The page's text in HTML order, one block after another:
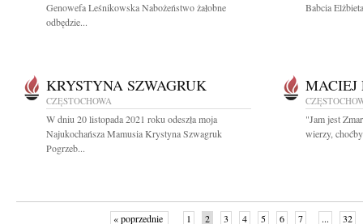
Genowefa Leśnikowska Nabożeństwo żałobne
odbędzie...
Babcia
KRYSTYNA SZWAGRUK
CZĘSTOCHOWA
W dniu 20 listopada 2021 roku odeszła moja
Najukochańsza Mamusia Krystyna Szwagruk
Pogrzeb...
MACIEJ
"Jam jest
wierzy,
« poprzednie 1 2 3 4 5 6 7 ... 32